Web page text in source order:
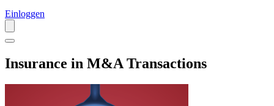
Einloggen
Insurance in M&A Transactions